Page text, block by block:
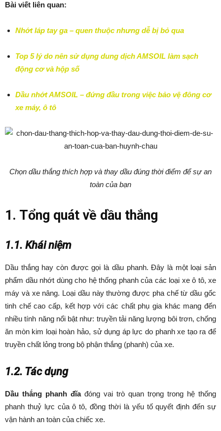
Bài viết liên quan:
Nhớt láp tay ga – quen thuộc nhưng dễ bị bỏ qua
Top 5 lý do nên sử dụng dung dịch AMSOIL làm sạch
động cơ và hộp số
Dầu nhớt AMSOIL – đứng đầu trong việc bảo vệ đông cơ
xe máy, ô tô
Chọn dầu thắng thích hợp và thay dầu đúng thời điểm để sự an
toàn của bạn
1. Tổng quát về dầu thắng
1.1. Khái niệm
Dầu thắng hay còn được gọi là dầu phanh. Đây là một loại sản
phẩm dầu nhớt dùng cho hệ thống phanh của các loại xe ô tô, xe
máy và xe nâng. Loại dầu này thường được pha chế từ dầu gốc
tinh chế cao cấp, kết hợp với các chất phụ gia khác mang đến
nhiều tính năng nổi bật như: truyền tải năng lượng bôi trơn, chống
ăn mòn kim loại hoàn hảo, sử dụng áp lực do phanh xe tạo ra để
truyền chất lỏng trong bộ phận thắng (phanh) của xe.
1.2. Tác dụng
Dầu thắng phanh đĩađóng vai trò quan trọng trong hệ thống
phanh thuỷ lực của ô tô, đồng thời là yếu tố quyết định đến sự
vận hành an toàn của chiếc xe.